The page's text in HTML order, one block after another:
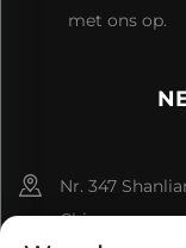
met ons op.
Nr. 347
China